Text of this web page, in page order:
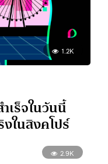
1.2K
เร็จในวันนี้
ในสิงคโปร์
2.9K